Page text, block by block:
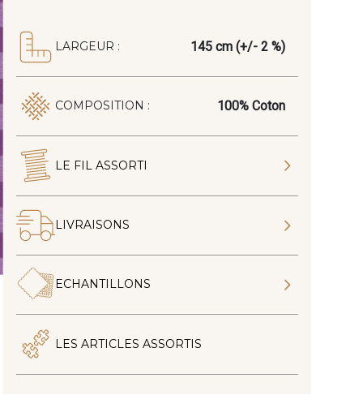
LARGEUR : 145 cm (+/- 2 %)
COMPOSITION : 100% Coton
LE FIL ASSORTI
LIVRAISONS
ECHANTILLONS
LES ARTICLES ASSORTIS